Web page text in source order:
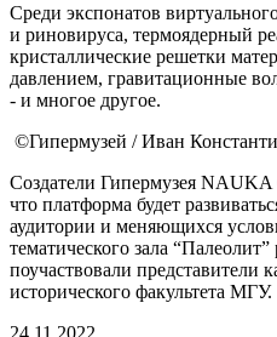
Среди экспонатов
и риновируса, термоядерный
кристаллические решетки
давлением, гравитационные
- и многое другое.
©Гипермузей / Иван
Создатели Гипермузея
что платформа будет
аудитории и меняющихся
тематического зала
поучаствовали представители
исторического факультета МГУ.
24.11.2022